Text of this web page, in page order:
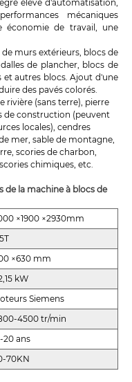
élevé d'automatisation,
mécaniques
économie de travail, une
murs extérieurs, blocs de
de plancher, blocs de
et autres blocs. Ajout d'une
des pavés colorés.
rivière (sans terre), pierre
de construction (peuvent
locales), cendres
mer, sable de montagne,
scories de charbon,
chimiques, etc.
la machine à blocs de
×1900 ×2930mm
×630 mm
kW
Siemens
4500 tr/min
20 ans
70KN